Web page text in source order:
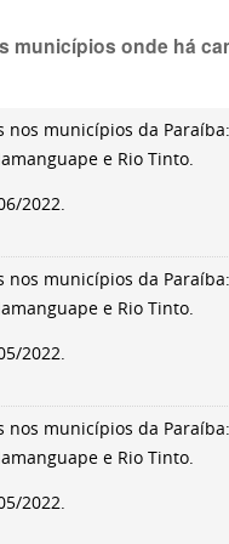
onde há
nos municípios da Paraíba:
e Rio Tinto.
2022.
nos municípios da Paraíba:
e Rio Tinto.
2022.
nos municípios da Paraíba:
e Rio Tinto.
2022.